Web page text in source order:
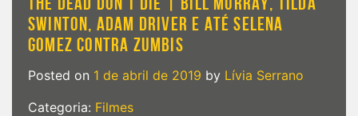
SWINTON, ADAM DRIVER E ATÉ SELENA
GOMEZ CONTRA ZUMBIS
Posted on 1 de abril de 2019 by Lívia Serrano
Categoria: Filmes